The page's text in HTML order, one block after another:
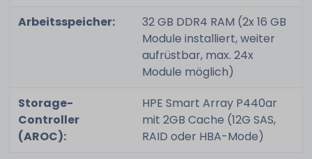
Arbeitsspeicher:
32 GB DDR4 RAM (2x 16 GB
Module installiert, weiter
aufrüstbar, max. 24x
Module möglich)
Storage-
Controller
(AROC):
HPE Smart Array P440ar
mit 2GB Cache (12G SAS,
RAID oder HBA-Mode)